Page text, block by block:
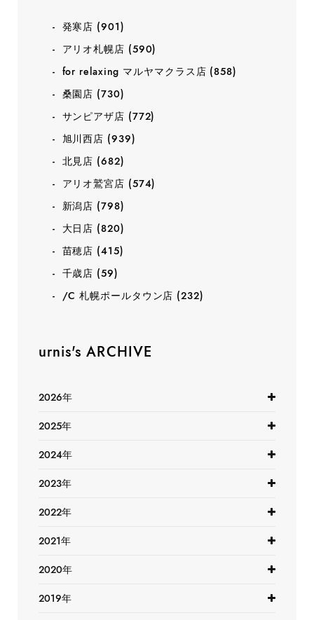
発寒店 (901)
アリオ札幌店 (590)
for relaxing マルヤマクラス店 (858)
桑園店 (730)
サンピアザ店 (772)
旭川西店 (939)
北見店 (682)
アリオ鷲宮店 (574)
新潟店 (798)
大日店 (820)
苗穂店 (415)
千歳店 (59)
/C 札幌ポールタウン店 (232)
urnis's ARCHIVE
2026年
2025年
2024年
2023年
2022年
2021年
2020年
2019年